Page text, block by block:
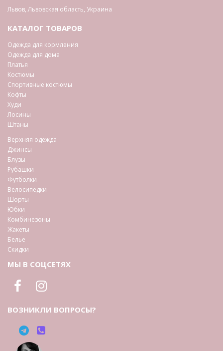
Львов,Львовская область, Украина
КАТАЛОГ ТОВАРОВ
Одежда для кормления
Одежда для дома
Платья
Костюмы
Спортивные костюмы
Кофты
Худи
Лосины
Штаны
Верхняя одежда
Джинсы
Блузы
Рубашки
Футболки
Велосипедки
Шорты
Юбки
Комбинезоны
Жакеты
Белье
Скидки
МЫ В СОЦСЕТЯХ
ВОЗНИКЛИ ВОПРОСЫ?